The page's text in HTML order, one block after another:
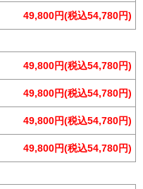
49,800円(税込54,780円)
49,800円(税込54,780円)
49,800円(税込54,780円)
49,800円(税込54,780円)
49,800円(税込54,780円)